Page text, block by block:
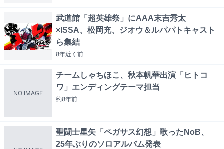
武道館「超英雄祭」にAAA末吉秀太
×ISSA、松岡充、ジオウ＆ルパパトキャスト
ら集結
8年近く 前
NO IMAGE
チームしゃちほこ、秋本帆華出演「ヒトコ
ワ」エンディングテーマ担当
約8年前
聖闘士星矢「ペガサス幻想」歌ったNoB、
25年ぶりのソロアルバム発表